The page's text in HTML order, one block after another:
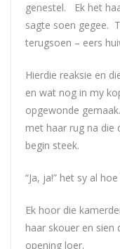
genestel. Ek het
sagte soen gegee.
terugsoen – eers
Hierdie reaksie en
en wat nog in my
opgewonde
met haar rug na die
begin steek.
“Ja, ja!” het sy al
Ek hoor die
haar skouer en sien
opening loer.